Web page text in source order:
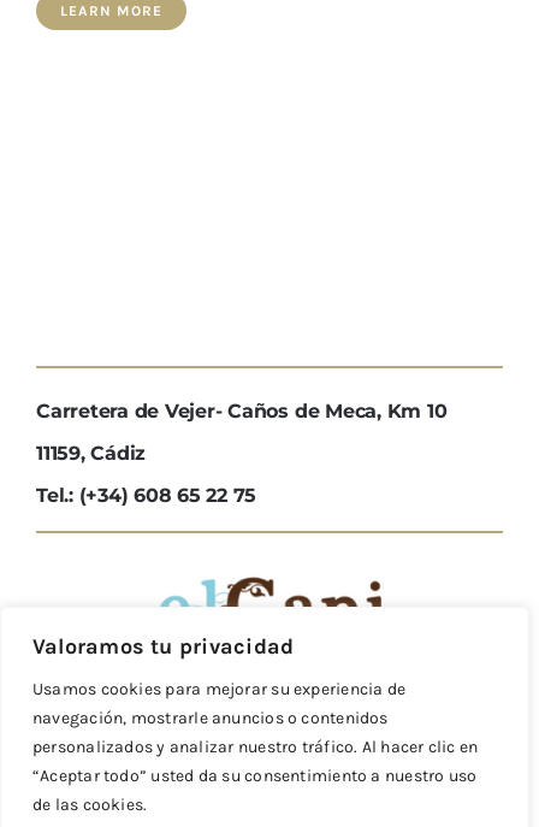
Valoramos tu privacidad
Usamos cookies para mejorar su experiencia de
navegación, mostrarle anuncios o contenidos
personalizados y analizar nuestro tráfico. Al hacer clic en
“Aceptar todo” usted da su consentimiento a nuestro uso
de las cookies.
Casas El Capi 2 y 3 Domitorios
LEARN MORE
Carretera de Vejer- Caños de Meca, Km 10
11159, Cádiz
Tel.: (+34) 608 65 22 75
Reservas